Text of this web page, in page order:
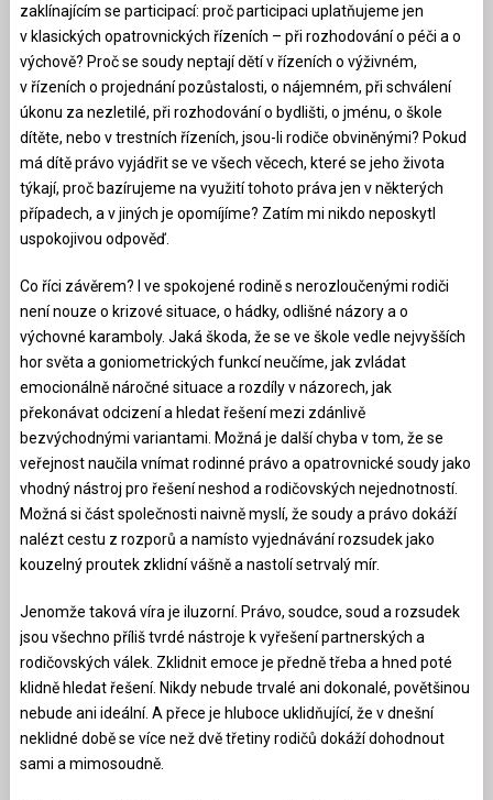
zaklínajícím se participací: proč participaci uplatňujeme jen
v klasických opatrovnických řízeních – při rozhodování o péči a o
výchově? Proč se soudy neptají dětí v řízeních o výživném,
v řízeních o projednání pozůstalosti, o nájemném, při schválení
úkonu za nezletilé, při rozhodování o bydlišti, o jménu, o škole
dítěte, nebo v trestních řízeních, jsou-li rodiče obviněnými? Pokud
má dítě právo vyjádřit se ve všech věcech, které se jeho života
týkají, proč bazírujeme na využití tohoto práva jen v některých
případech, a v jiných je opomíjíme? Zatím mi nikdo neposkytl
uspokojivou odpověď.
Co říci závěrem? I ve spokojené rodině s nerozloučenými rodiči
není nouze o krizové situace, o hádky, odlišné názory a o
výchovné karamboly. Jaká škoda, že se ve škole vedle nejvyšších
hor světa a goniometrických funkcí neučíme, jak zvládat
emocionálně náročné situace a rozdíly v názorech, jak
překonávat odcizení a hledat řešení mezi zdánlivě
bezvýchodnými variantami. Možná je další chyba v tom, že se
veřejnost naučila vnímat rodinné právo a opatrovnické soudy jako
vhodný nástroj pro řešení neshod a rodičovských nejednotností.
Možná si část společnosti naivně myslí, že soudy a právo dokáží
nalézt cestu z rozporů a namísto vyjednávání rozsudek jako
kouzelný proutek zklidní vášně a nastolí setrvalý mír.
Jenomže taková víra je iluzorní. Právo, soudce, soud a rozsudek
jsou všechno příliš tvrdé nástroje k vyřešení partnerských a
rodičovských válek. Zklidnit emoce je předně třeba a hned poté
klidně hledat řešení. Nikdy nebude trvalé ani dokonalé, povětšinou
nebude ani ideální. A přece je hluboce uklidňující, že v dnešní
neklidné době se více než dvě třetiny rodičů dokáží dohodnout
sami a mimosoudně.